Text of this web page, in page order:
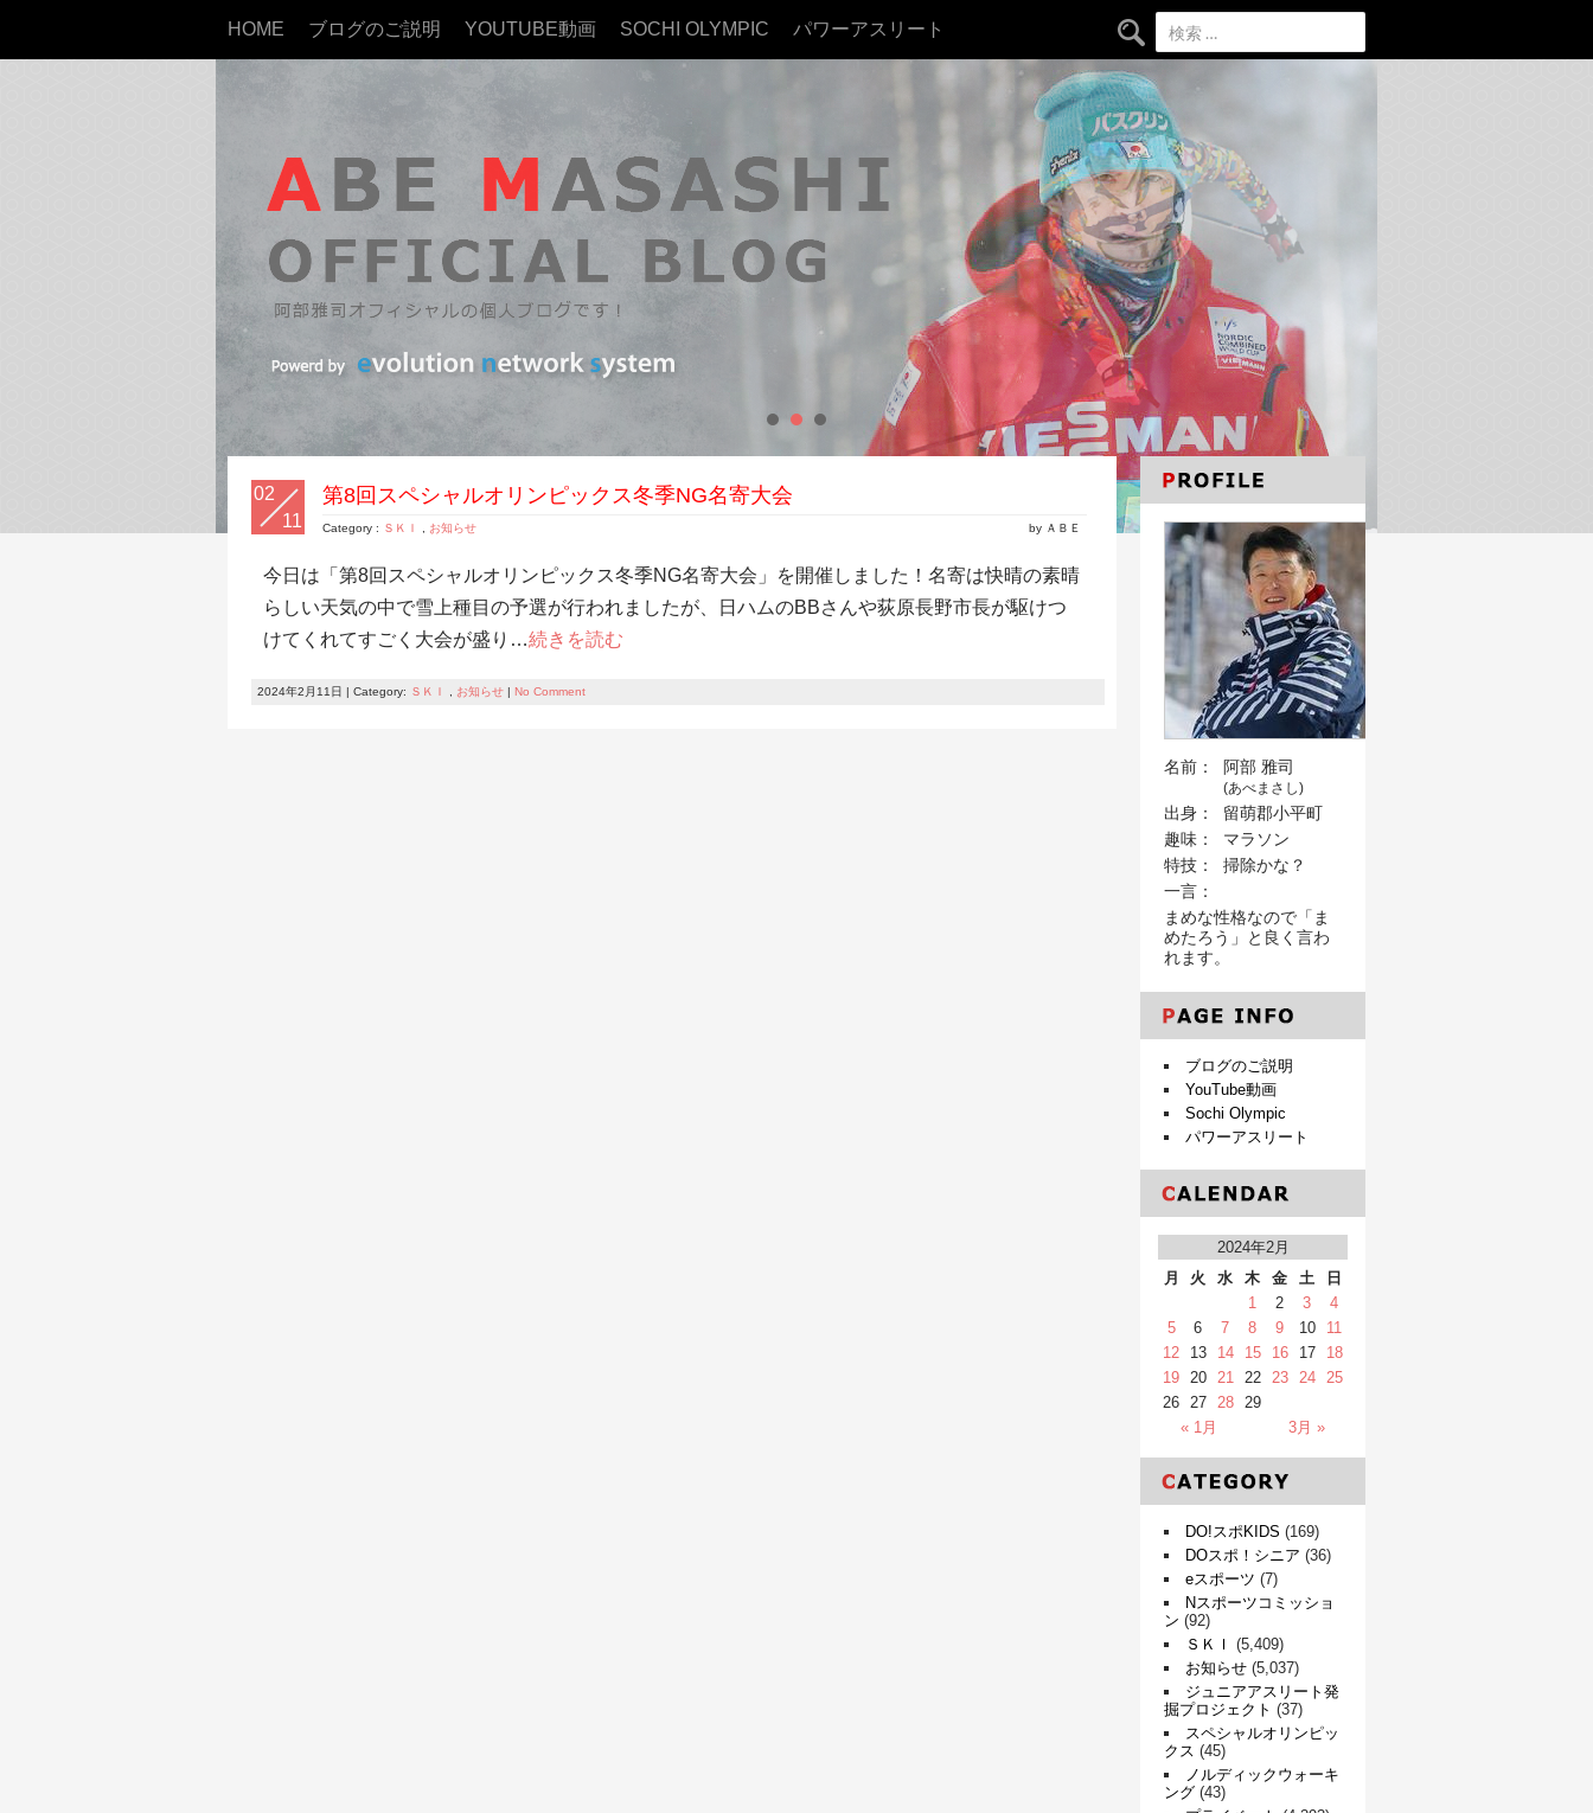
HOME ブログのご説明 YOUTUBE動画 SOCHI OLYMPIC パワーアスリート 検索:
02
11
第8回スペシャルオリンピックス冬季NG名寄大会
Category : ＳＫＩ お知らせ by ＡＢＥ
今日は「第8回スペシャルオリンピックス冬季NG名寄大会」を開催しました！名寄は快晴の素晴
らしい天気の中で雪上種目の予選が行われましたが、日ハムのBBさんや荻原長野市長が駆けつ
けてくれてすごく大会が盛り…続きを読む
2024年2月11日 | Category: ＳＫＩ お知らせ | No Comment
名前： 阿部 雅司
(あべまさし)
出身：
留萌郡小平町
趣味：
マラソン
特技：
掃除かな？
一言：
まめな性格なので「ま
めたろう」と良く言わ
れます。
ブログのご説明
YouTube動画
Sochi Olympic
パワーアスリート
2024年2月
月
火 水 木 金 土 日
« 1月 3月 »
1 2 3
4
5
6 7 8 9 10
11
12
13 14 15 16 17
18
19 20 21 22 23 24
25
26 27 28 29
DO!スポKIDS (169)
DOスポ！シニア (36)
eスポーツ (7)
Nスポーツコミッショ
ン (92)
ＳＫＩ
(5,409)
お知らせ (5,037)
ジュニアアスリート発
掘プロジェクト (37)
スペシャルオリンピッ
クス (45)
ノルディックウォーキ
ング (43)